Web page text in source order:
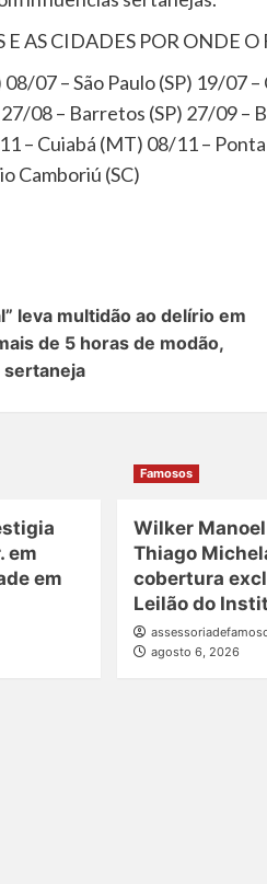
AS CIDADES POR ONDE O
07 – São Paulo (SP) 19/07
08 – Barretos (SP) 27/09 –
– Cuiabá (MT) 08/11 –
Camboriú (SC)
leva multidão ao delírio em
de 5 horas de modão,
sertaneja
em
em
Famosos
Wilker
Thiago
cobertura
Leilão do
agosto 6, 2026